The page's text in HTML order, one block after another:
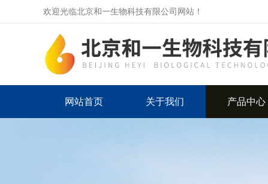
欢迎光临北京和一生物科技有限公司网站！
网站首页 关于我们 产品中心